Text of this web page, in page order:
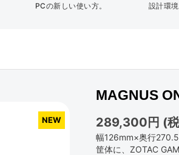
PCの新しい使い方。
設計環
NEW
MAGNUS
289,300円 (
幅126mm×奥行
筐体に、ZOTAC